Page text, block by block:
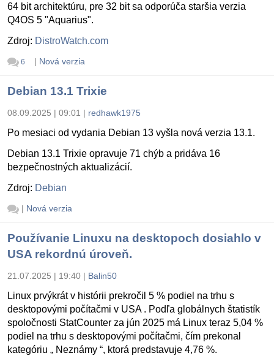
64 bit architektúru, pre 32 bit sa odporúča staršia verzia
Q4OS 5 "Aquarius".
Zdroj: DistroWatch.com
6 | Nová verzia
Debian 13.1 Trixie
08.09.2025 | 09:01 | redhawk1975
Po mesiaci od vydania Debian 13 vyšla nová verzia 13.1.
Debian 13.1 Trixie opravuje 71 chýb a pridáva 16
bezpečnostných aktualizácií.
Zdroj: Debian
| Nová verzia
Používanie Linuxu na desktopoch dosiahlo v
USA rekordnú úroveň.
21.07.2025 | 19:40 | Balin50
Linux prvýkrát v histórii prekročil 5 % podiel na trhu s
desktopovými počítačmi v USA . Podľa globálnych štatistík
spoločnosti StatCounter za jún 2025 má Linux teraz 5,04 %
podiel na trhu s desktopovými počítačmi, čím prekonal
kategóriu „ Neznámy “, ktorá predstavuje 4,76 %.